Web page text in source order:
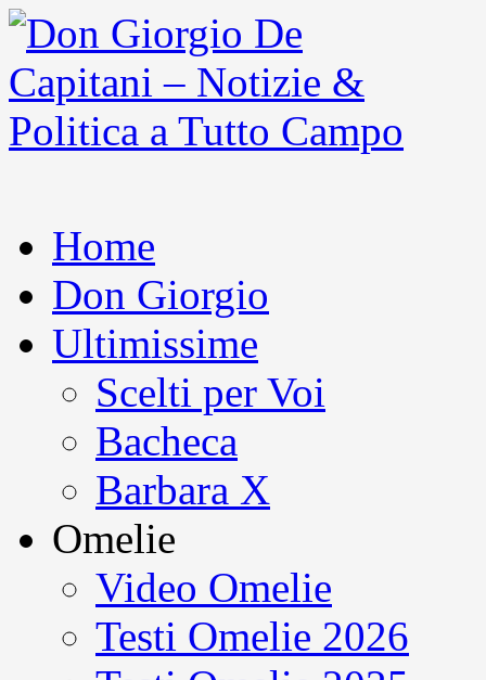
Home
Don Giorgio
Ultimissime
Scelti per Voi
Bacheca
Barbara X
Omelie
Video Omelie
Testi Omelie 2026